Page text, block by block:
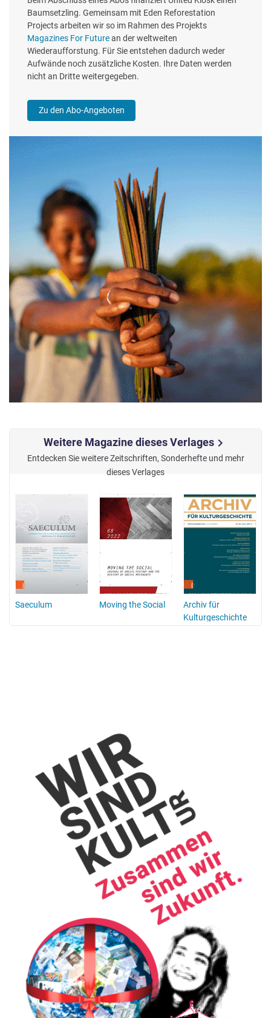
Baumsetzling. Gemeinsam mit Eden Reforestation
Projects arbeiten wir so im Rahmen des Projekts
Magazines For Futurean der weltweiten
Wiederaufforstung. Für Sie entstehen dadurch weder
Aufwände noch zusätzliche Kosten. Ihre Daten werden
nicht an Dritte weitergegeben.
Zu den Abo-Angeboten
Weitere Magazine dieses Verlageschevron_right
Entdecken Sie weitere Zeitschriften, Sonderhefte und mehr
dieses Verlages
Saeculum Moving the Social
Archiv für
Kulturgeschichte